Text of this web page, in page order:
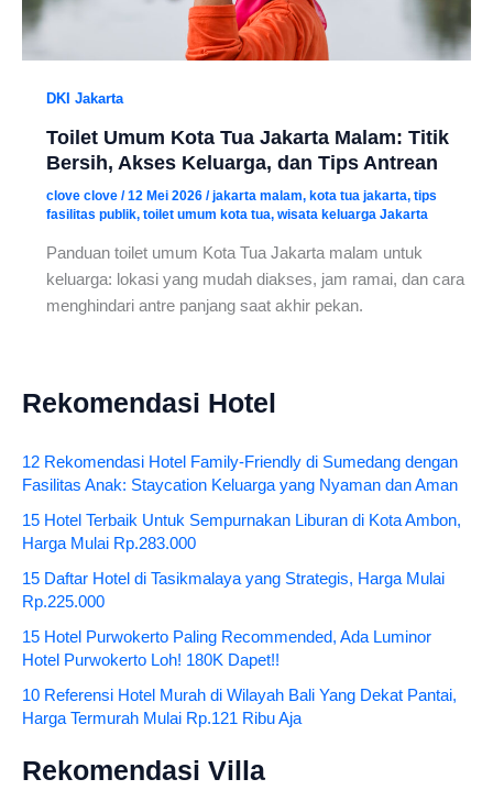
DKI Jakarta
Toilet Umum Kota Tua Jakarta Malam: Titik
Bersih, Akses Keluarga, dan Tips Antrean
clove clove /12 Mei 2026 /jakarta malam, kota tua jakarta, tips
fasilitas publik, toilet umum kota tua, wisata keluarga Jakarta
Panduan toilet umum Kota Tua Jakarta malam untuk
keluarga: lokasi yang mudah diakses, jam ramai, dan cara
menghindari antre panjang saat akhir pekan.
Rekomendasi Hotel
12 Rekomendasi Hotel Family-Friendly di Sumedang dengan
Fasilitas Anak: Staycation Keluarga yang Nyaman dan Aman
15 Hotel Terbaik Untuk Sempurnakan Liburan di Kota Ambon,
Harga Mulai Rp.283.000
15 Daftar Hotel di Tasikmalaya yang Strategis, Harga Mulai
Rp.225.000
15 Hotel Purwokerto Paling Recommended, Ada Luminor
Hotel Purwokerto Loh! 180K Dapet!!
10 Referensi Hotel Murah di Wilayah Bali Yang Dekat Pantai,
Harga Termurah Mulai Rp.121 Ribu Aja
Rekomendasi Villa